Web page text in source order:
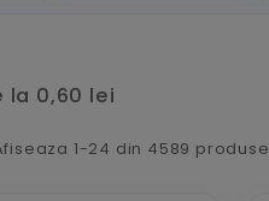
la 0,60 lei
1-24 din 4589 produse